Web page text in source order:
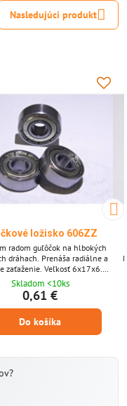
Nasledujúci produkt
ložisko 606ZZ
radom guľôčok na hlbokých
dráhach. Prenáša radiálne a
zaťaženie. Veľkosť 6x17x6.
si môžete objednať po 1 kuse,
je iba ilustratívna.)
Skladom <10ks
0,61 €
Do košíka